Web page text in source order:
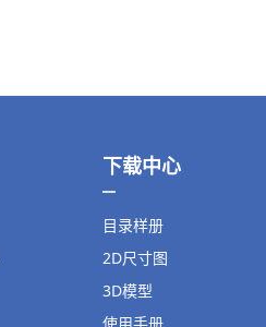
下载中心
目录样册
2D尺寸图
3D模型